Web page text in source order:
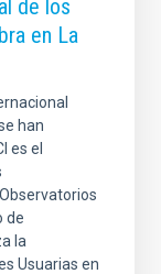
de los
en La
han
es el
de
la
Usuarias en